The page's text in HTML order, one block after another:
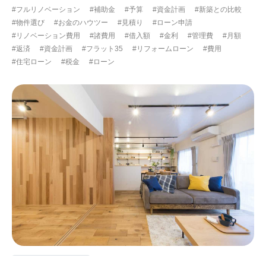
#フルリノベーション #補助金 #予算 #資金計画
#新築との比較
#物件選び
#お金のハウツー #見積り
#ローン申請
#リノベーション費用
#諸費用 #借入額 #金利 #管理費
#月額
#返済
#資金計画 #フラット35 #リフォームローン
#費用
#住宅ローン
#税金 #ローン